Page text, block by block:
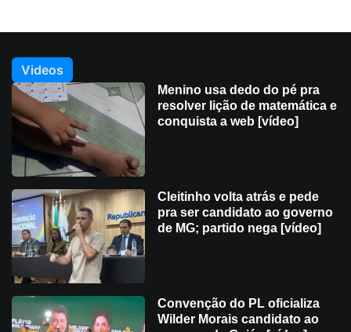
Videos
Menino usa dedo do pé pra
resolver lição de matemática e
conquista a web [vídeo]
Cleitinho volta atrás e pede
pra ser candidato ao governo
de MG; partido nega [vídeo]
Convenção do PL oficializa
Wilder Morais candidato ao